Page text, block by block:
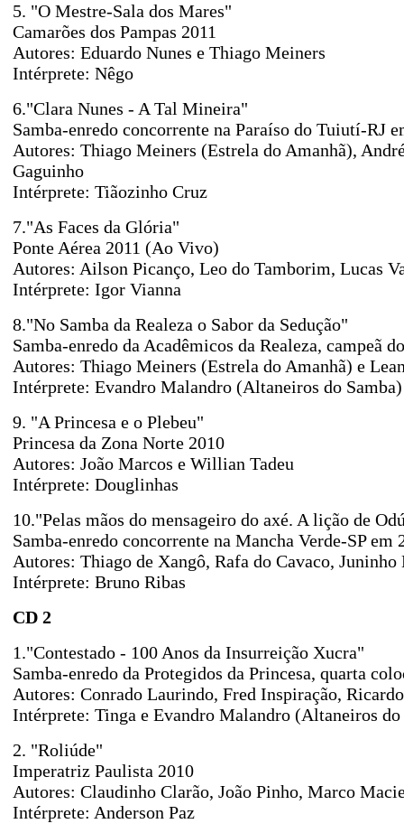
5. "O Mestre-Sala dos Mares"
Camarões dos Pampas 2011
Autores: Eduardo Nunes e Thiago Meiners
Intérprete: Nêgo
6."Clara Nunes - A Tal Mineira"
Samba-enredo concorrente na Paraíso do Tuiutí-RJ
Autores: Thiago Meiners (Estrela do Amanhã),
Gaguinho
Intérprete: Tiãozinho Cruz
7."As Faces da Glória"
Ponte Aérea 2011 (Ao Vivo)
Autores: Ailson Picanço, Leo do Tamborim, Lucas
Intérprete: Igor Vianna
8."No Samba da Realeza o Sabor da Sedução"
Samba-enredo da Acadêmicos da Realeza, campeã
Autores: Thiago Meiners (Estrela do Amanhã) e
Intérprete: Evandro Malandro (Altaneiros do
9. "A Princesa e o Plebeu"
Princesa da Zona Norte 2010
Autores: João Marcos e Willian Tadeu
Intérprete: Douglinhas
10."Pelas mãos do mensageiro do axé. A lição de
Samba-enredo concorrente na Mancha Verde-SP em
Autores: Thiago de Xangô, Rafa do Cavaco,
Intérprete: Bruno Ribas
CD 2
1."Contestado - 100 Anos da Insurreição Xucra"
Samba-enredo da Protegidos da Princesa, quarta
Autores: Conrado Laurindo, Fred Inspiração,
Intérprete: Tinga e Evandro Malandro (Altaneiros do
2. "Roliúde"
Imperatriz Paulista 2010
Autores: Claudinho Clarão, João Pinho, Marco
Intérprete: Anderson Paz